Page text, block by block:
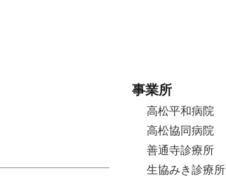
事業所
高松平和病院
高松協同病院
善通寺診療所
生協みき診療所